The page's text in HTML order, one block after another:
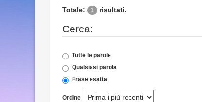
Totale: 1 risultati.
Cerca:
Tutte le parole
Qualsiasi parola
Frase esatta
Ordine